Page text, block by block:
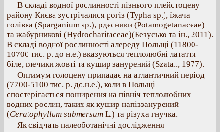
В складі водної рослинності пізнього плейстоцену
району Києва зустрічалися рогіз (Typha sp.), їжача
голівка (Sparganium sp.), рдесники (Potamogetanaceae)
та жабурникові (Hydrocharitaceae)(Безусько та ін., 2011).
В складі водної рослинності алереду Польщі (11800-
10700 тис. р. до н.е.) вказуються теплолюбні латаття
біле, глечики жовті та кушир занурений (Szata.., 1977).
Оптимум голоцену припадає на атлантичний період
(7700-5100 тис. р. до.н.е.), коли в Польщі
спостерігається поширення на північ теплолюбних
водних рослин, таких як кушир напівзанурений
(Ceratophyllum submersum L.) та різуха гнучка.
Як свідчать палеоботанічні дослідження